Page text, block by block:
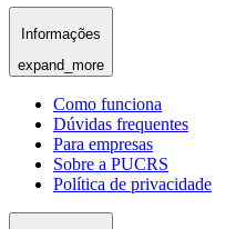
Informações
expand_more
Como funciona
Dúvidas frequentes
Para empresas
Sobre a PUCRS
Política de privacidade